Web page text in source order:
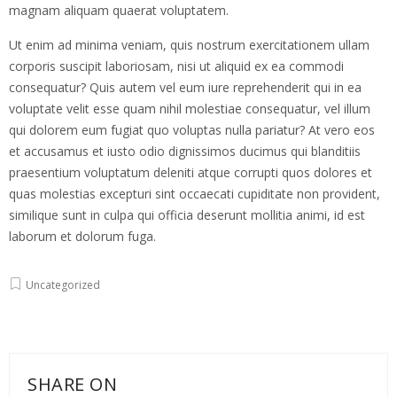
magnam aliquam quaerat voluptatem.
Ut enim ad minima veniam, quis nostrum exercitationem ullam
corporis suscipit laboriosam, nisi ut aliquid ex ea commodi
consequatur? Quis autem vel eum iure reprehenderit qui in ea
voluptate velit esse quam nihil molestiae consequatur, vel illum
qui dolorem eum fugiat quo voluptas nulla pariatur? At vero eos
et accusamus et iusto odio dignissimos ducimus qui blanditiis
praesentium voluptatum deleniti atque corrupti quos dolores et
quas molestias excepturi sint occaecati cupiditate non provident,
similique sunt in culpa qui officia deserunt mollitia animi, id est
laborum et dolorum fuga.
Uncategorized
SHARE ON